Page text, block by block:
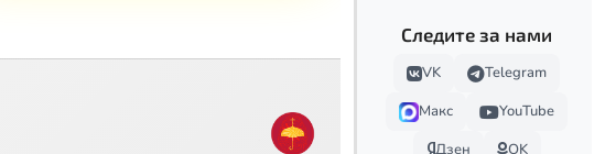
Следите за нами
VK
Telegram
Макс
YouTube
Дзен
OK